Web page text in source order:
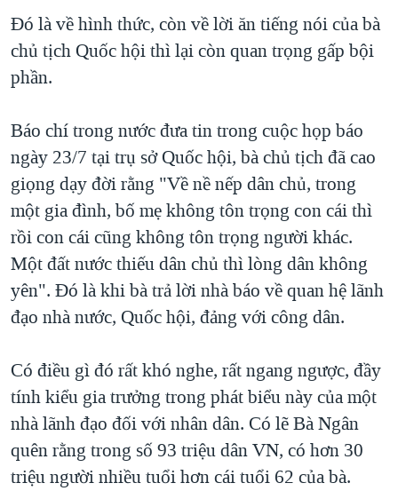
Đó là về hình thức, còn về lời ăn tiếng nói của bà
chủ tịch Quốc hội thì lại còn quan trọng gấp bội
phần.
Báo chí trong nước đưa tin trong cuộc họp báo
ngày 23/7 tại trụ sở Quốc hội, bà chủ tịch đã cao
giọng dạy đời rằng "Về nề nếp dân chủ, trong
một gia đình, bố mẹ không tôn trọng con cái thì
rồi con cái cũng không tôn trọng người khác.
Một đất nước thiếu dân chủ thì lòng dân không
yên". Đó là khi bà trả lời nhà báo về quan hệ lãnh
đạo nhà nước, Quốc hội, đảng với công dân.
Có điều gì đó rất khó nghe, rất ngang ngược, đầy
tính kiểu gia trưởng trong phát biểu này của một
nhà lãnh đạo đối với nhân dân. Có lẽ Bà Ngân
quên rằng trong số 93 triệu dân VN, có hơn 30
triệu người nhiều tuổi hơn cái tuổi 62 của bà.